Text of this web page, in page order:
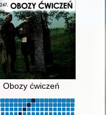
wsi na przełomie XIX/
Obozy ćwiczeń